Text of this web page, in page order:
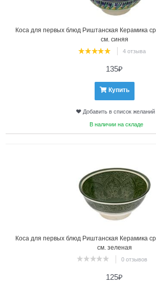
Коса для первых блюд Риштанская Керамика
см. синяя
4 отзыва
135₽
Купить
Добавить в список желаний
В наличии на складе
Коса для первых блюд Риштанская Керамика
см. зеленая
0 отзывов
125₽